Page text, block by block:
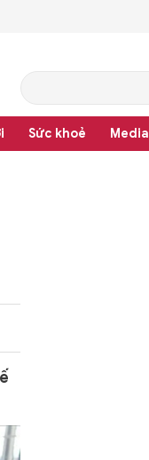
Sức khoẻ Media